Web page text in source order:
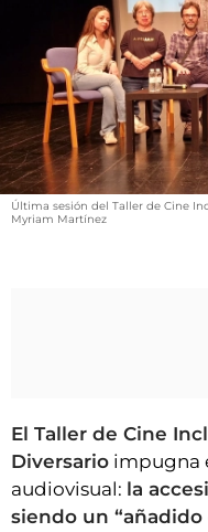
CONTACTAR
FIESTAS EN EL ALTO
FIESTAS DE SAN
AGENDA
CARTELERA
Última sesión del Taller de Cine
Myriam Martínez
El Taller de Cine
Diversario impugna
audiovisual: la
siendo un